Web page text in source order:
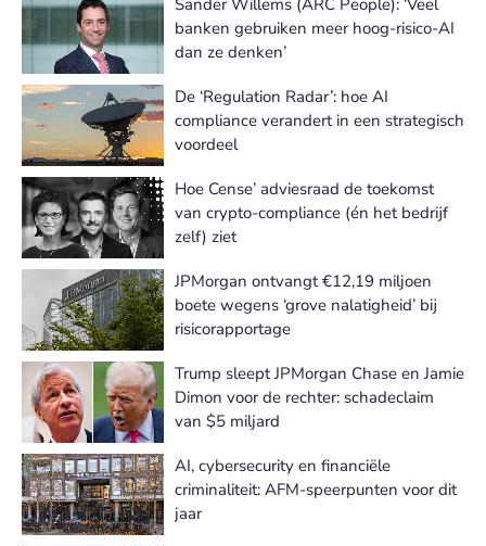
Sander Willems (ARC People): ‘Veel
banken gebruiken meer hoog-risico-AI
dan ze denken’
De ‘Regulation Radar’: hoe AI
compliance verandert in een strategisch
voordeel
Hoe Cense’ adviesraad de toekomst
van crypto-compliance (én het bedrijf
zelf) ziet
JPMorgan ontvangt €12,19 miljoen
boete wegens ‘grove nalatigheid’ bij
risicorapportage
Trump sleept JPMorgan Chase en Jamie
Dimon voor de rechter: schadeclaim
van $5 miljard
AI, cybersecurity en financiële
criminaliteit: AFM-speerpunten voor dit
jaar